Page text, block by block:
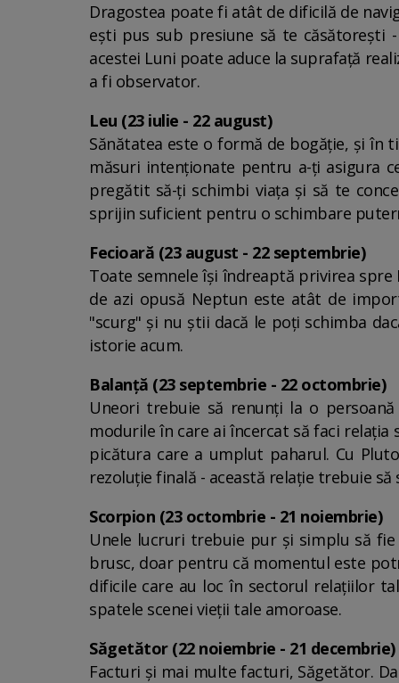
Dragostea poate fi atât de dificilă de
ești pus sub presiune să te căsătorești
acestei Luni poate aduce la suprafață
a fi observator.
Leu (23 iulie - 22 august)
Sănătatea este o formă de bogăție, și
măsuri intenționate pentru a-ți asigura
pregătit să-ți schimbi viața și să te
sprijin suficient pentru o schimbare
Fecioară (23 august - 22 septembrie)
Toate semnele își îndreaptă privirea
de azi opusă Neptun este atât de
"scurg" și nu știi dacă le poți schimba
istorie acum.
Balanță (23 septembrie - 22 octombrie)
Uneori trebuie să renunți la o
modurile în care ai încercat să faci
picătura care a umplut paharul. Cu
rezoluție finală - această relație trebuie să
Scorpion (23 octombrie - 21 noiembrie)
Unele lucruri trebuie pur și simplu să
brusc, doar pentru că momentul este
dificile care au loc în sectorul relațiilor
spatele scenei vieții tale amoroase.
Săgetător (22 noiembrie - 21 decembrie)
Facturi și mai multe facturi, Săgetător.